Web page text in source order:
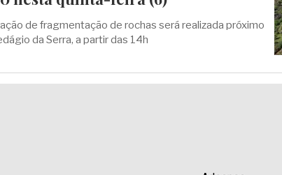
de fragmentação de rochas será realizada próximo
da Serra, a partir das 14h